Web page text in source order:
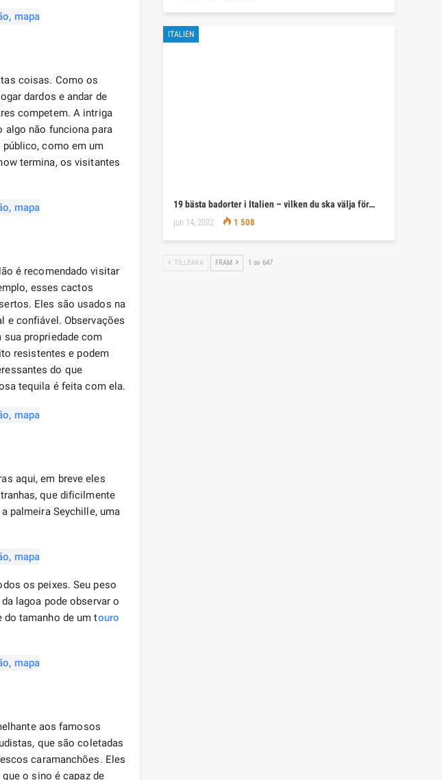
coisas. Como os
dardos e andar de
competem. A intriga
algo não funciona para
público, como em um
termina, os visitantes
é recomendado visitar
esses cactos
Eles são usados ​​na
e confiável. Observações
propriedade com
resistentes e podem
do que
tequila é feita com ela.
aqui, em breve eles
que dificilmente
palmeira Seychille, uma
os peixes. Seu peso
lagoa pode observar o
do tamanho de um touro
aos famosos
que são coletadas
caramanchões. Eles
o sino é capaz de
ITALIEN
19 bästa badorter i Italien – vilken du ska välja för…
jun 14, 2022 1 508
TILLBAKA FRAM 1 av 647